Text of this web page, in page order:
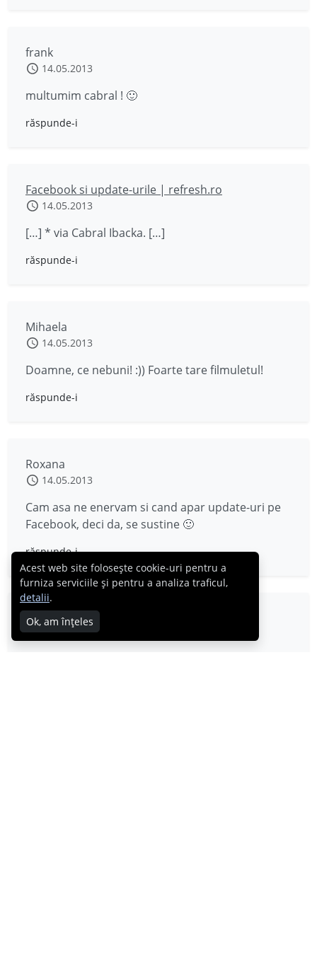
frank
14.05.2013
multumim cabral ! 🙂
răspunde-i
Facebook si update-urile | refresh.ro
14.05.2013
[…] * via Cabral Ibacka. […]
răspunde-i
Mihaela
14.05.2013
Doamne, ce nebuni! :)) Foarte tare filmuletul!
răspunde-i
Roxana
14.05.2013
Cam asa ne enervam si cand apar update-uri pe
Facebook, deci da, se sustine 🙂
răspunde-i
stefi
14.05.2013
Acest web site folosește cookie-uri pentru a
furniza serviciile și pentru a analiza traficul,
detalii.
Ok, am înțeles